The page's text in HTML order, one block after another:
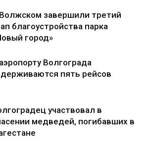
завершили третий
благоустройства парка
город»
Волгограда
пять рейсов
участвовал в
медведей, погибавших в